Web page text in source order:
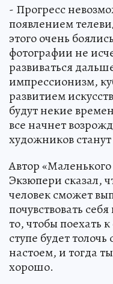
- Прогресс
появлением
этого очень
фотографии не
развиваться
импрессионизм,
развитием
будут некие
все начнет
художников
Автор
Экзюпери сказал,
человек сможет
почувствовать
то, чтобы поехать
ступе будет
настоем, и тогда
хорошо.